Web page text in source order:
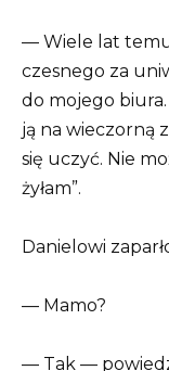
— Wiele lat
czesnego za
do mojego biura.
ją na wieczorną
się uczyć. Nie
żyłam”.
Danielowi
— Mamo?
— Tak —